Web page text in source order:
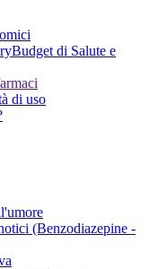
Budget di Salute e
di uso
(Benzodiazepine -